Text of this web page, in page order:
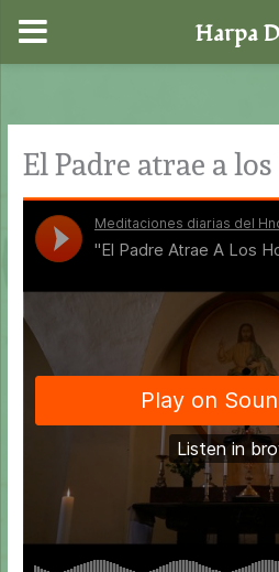
contenido
El Padre atrae a
Harpa